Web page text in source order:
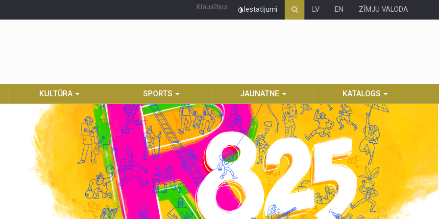
Klausīties Iestatījumi LV EN ZĪMJU VALODA
KULTŪRA SPORTS JAUNATNE KATALOGS